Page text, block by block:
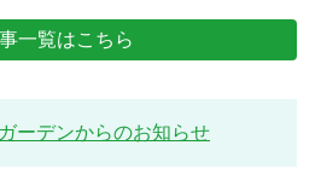
一覧はこちら
ーデンからのお知らせ